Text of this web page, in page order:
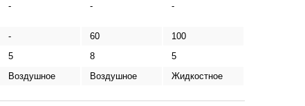
- - -
- 60
100
5 8
5
Воздушное Воздушное Жидкостное